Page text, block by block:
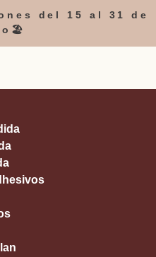
del 15 al 31 de